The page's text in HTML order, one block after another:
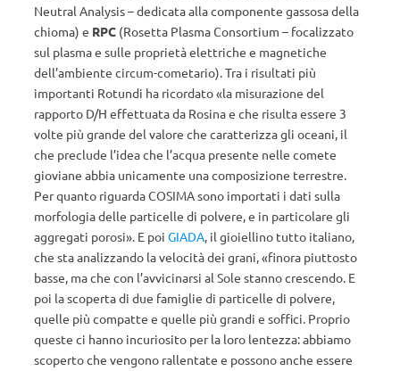
Neutral Analysis – dedicata alla componente gassosa della
chioma) e RPC (Rosetta Plasma Consortium – focalizzato
sul plasma e sulle proprietà elettriche e magnetiche
dell’ambiente circum-cometario). Tra i risultati più
importanti Rotundi ha ricordato «la misurazione del
rapporto D/H effettuata da Rosina e che risulta essere 3
volte più grande del valore che caratterizza gli oceani, il
che preclude l’idea che l’acqua presente nelle comete
gioviane abbia unicamente una composizione terrestre.
Per quanto riguarda COSIMA sono importati i dati sulla
morfologia delle particelle di polvere, e in particolare gli
aggregati porosi». E poi GIADA, il gioiellino tutto italiano,
che sta analizzando la velocità dei grani, «finora piuttosto
basse, ma che con l’avvicinarsi al Sole stanno crescendo. E
poi la scoperta di due famiglie di particelle di polvere,
quelle più compatte e quelle più grandi e soffici. Proprio
queste ci hanno incuriosito per la loro lentezza: abbiamo
scoperto che vengono rallentate e possono anche essere